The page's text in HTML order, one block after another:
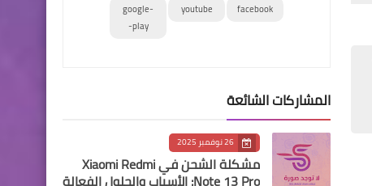
facebook
youtube
google-
play-
المشاركات الشائعة
26 نوفمبر 2025
مشكلة الشحن في Xiaomi Redmi
Note 13 Pro: الأسباب والحلول الفعالة